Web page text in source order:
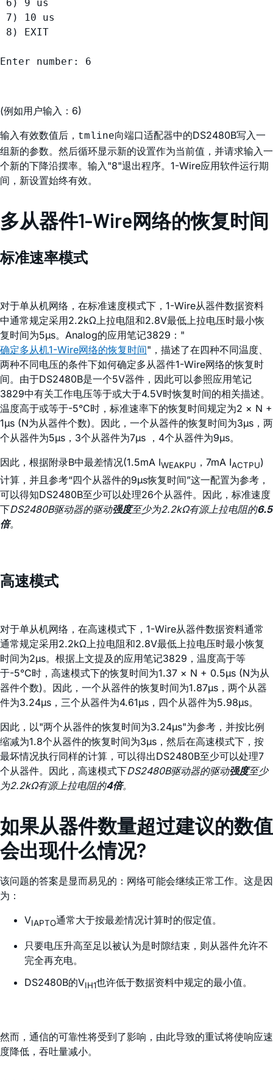
6) 9 us
7) 10 us
8) EXIT
(例如用户输入：6)
输入有效数值后， tmline向端口适配器中的DS2480B写入一
组新的参数。然后循环显示新的设置作为当前值，并请求输入一
个新的下降沿摆率。输入"8"退出程序。1-Wire应用软件运行期
间，新设置始终有效。
多从器件1-Wire网络的恢复时间
标准速率模式
对于单从机网络，在标准速度模式下，1-Wire从器件数据资料
中通常规定采用2.2kΩ上拉电阻和2.8V最低上拉电压时最小恢
复时间为5µs。Analog的应用笔记3829："
确定多从机1-Wire网络的恢复时间"，描述了在四种不同温度、
两种不同电压的条件下如何确定多从器件1-Wire网络的恢复时
间。由于DS2480B是一个5V器件，因此可以参照应用笔记
3829中有关工作电压等于或大于4.5V时恢复时间的相关描述。
温度高于或等于-5°C时，标准速率下的恢复时间规定为2 × N +
1µs (N为从器件个数)。因此，一个从器件的恢复时间为3µs，两
个从器件为5µs，3个从器件为7µs ，4个从器件为9µs。
因此，根据附录B中最差情况(1.5mA IWEAKPU ，7mA IACTPU)
计算，并且参考“四个从器件的9µs恢复时间”这一配置为参考，
可以得知DS2480B至少可以处理26个从器件。因此，标准速度
下DS2480B驱动器的驱动强度至少为2.2kΩ有源上拉电阻的6.5
倍。
高速模式
对于单从机网络，在高速模式下，1-Wire从器件数据资料通常
通常规定采用2.2kΩ上拉电阻和2.8V最低上拉电压时最小恢复
时间为2µs。根据上文提及的应用笔记3829，温度高于等
于-5°C时，高速模式下的恢复时间为1.37 × N + 0.5µs (N为从
器件个数)。因此，一个从器件的恢复时间为1.87µs，两个从器
件为3.24µs，三个从器件为4.61µs，四个从器件为5.98µs。
因此，以"两个从器件的恢复时间为3.24µs"为参考，并按比例
缩减为1.8个从器件的恢复时间为3µs，然后在高速模式下，按
最坏情况执行同样的计算，可以得出DS2480B至少可以处理7
个从器件。因此，高速模式下DS2480B驱动器的驱动强度至少
为2.2kΩ有源上拉电阻的4倍。
如果从器件数量超过建议的数值
会出现什么情况?
该问题的答案是显而易见的：网络可能会继续正常工作。这是因
为：
VIAPTO通常大于按最差情况计算时的假定值。
只要电压升高至足以被认为是时隙结束，则从器件允许不
完全再充电。
DS2480B的VIH1也许低于数据资料中规定的最小值。
然而，通信的可靠性将受到了影响，由此导致的重试将使响应速
度降低，吞吐量减小。